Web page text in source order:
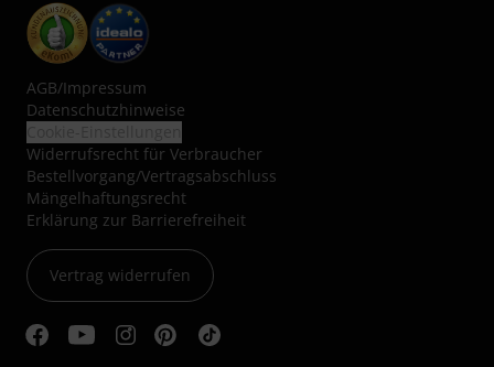
AGB/Impressum
Datenschutzhinweise
Widerrufsrecht für Verbraucher
Bestellvorgang/Vertragsabschluss
Mängelhaftungsrecht
Erklärung zur Barrierefreiheit
Vertrag widerrufen